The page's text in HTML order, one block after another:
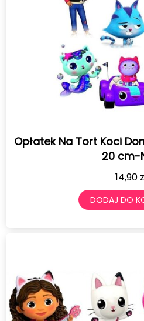
Opłatek Na Tort Koci
20 cm-
14,90
DODAJ DO